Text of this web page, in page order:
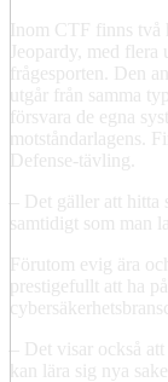
Inom CTF finns två
Jeopardy, med
frågesporten. Den
utgår från samma
försvara de egna
motståndarlagens.
Defense-tävling.
– Det gäller att
samtidigt som man
Förutom evig ära
prestigefullt att ha
– Det visar också
kan lära sig nya